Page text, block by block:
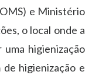
e Ministério
o local onde a
higienização
higienização e